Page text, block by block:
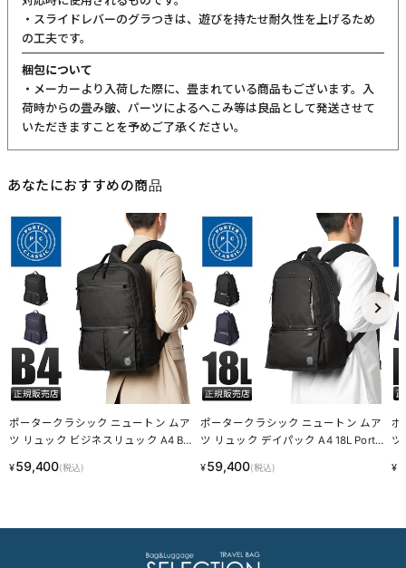
・スライドレバーのグラつきは、遊びを持たせ耐久性を上げるため
の工夫です。
梱包について
・メーカーより入荷した際に、畳まれている商品もございます。入
荷時からの畳み皺、パーツによるへこみ等は良品として発送させて
いただきますことを予めご了承ください。
あなたにおすすめの商品
ポータークラシック ニュートン ムア
ツ リュック ビジネスリュック A4 B4
¥59,400(税込)
ポータークラシック ニュートン ムア
ツ リュック デイパック A4 18L Porter
¥59,400(税込)
ポ
ツ
¥